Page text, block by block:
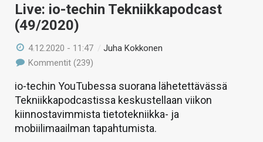
Live: io-techin Tekniikkapodcast
(49/2020)
4.12.2020 - 11:47 /Juha Kokkonen
Kommentit (239)
io-techin YouTubessa suorana lähetettävässä
Tekniikkapodcastissa keskustellaan viikon
kiinnostavimmista tietotekniikka- ja
mobiilimaailman tapahtumista.